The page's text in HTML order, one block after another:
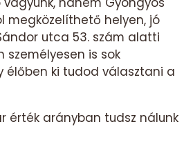
megközelíthető helyen, jó
utca 53. szám alatti
is sok
élőben ki tudod választani a
érték arányban tudsz nálunk